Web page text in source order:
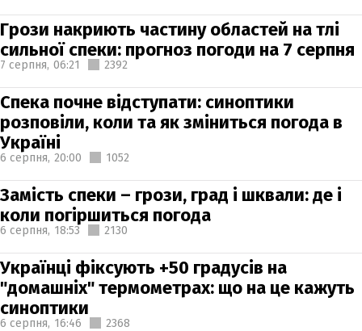
Грози накриють частину областей на тлі
сильної спеки: прогноз погоди на 7 серпня
7 серпня, 06:21 2392
Спека почне відступати: синоптики
розповіли, коли та як зміниться погода в
Україні
6 серпня, 20:00 1052
Замість спеки – грози, град і шквали: де і
коли погіршиться погода
6 серпня, 18:53 2130
Українці фіксують +50 градусів на
"домашніх" термометрах: що на це кажуть
синоптики
6 серпня, 16:46 2368